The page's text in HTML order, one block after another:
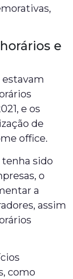
e
estavam
e os
de
office.
sido
o
a
assim
como